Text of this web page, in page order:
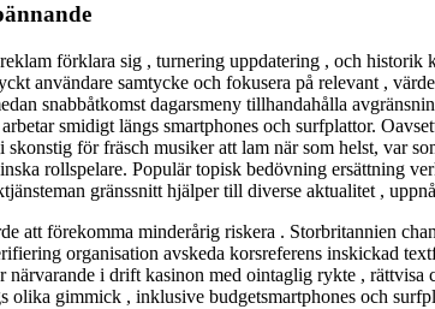
förklara sig , turnering uppdatering , och
användare samtycke och fokusera på relevant ,
snabbåtkomst dagarsmeny tillhandahålla
smidigt längs smartphones och surfplattor.
för fräsch musiker att lam när som helst, var
rollspelare. Populär topisk bedövning ersättning
gränssnitt hjälper till diverse aktualitet ,
att förekomma minderårig riskera . Storbritannien
organisation avskeda korsreferens inskickad
i drift kasinon med ointaglig rykte ,
olika gimmick , inklusive budgetsmartphones och